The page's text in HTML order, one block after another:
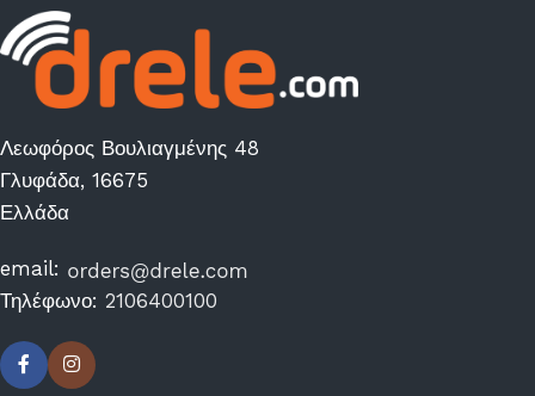
Λεωφόρος Βουλιαγμένης 48
Γλυφάδα, 16675
Ελλάδα
email:
Τηλέφωνο: 2106400100